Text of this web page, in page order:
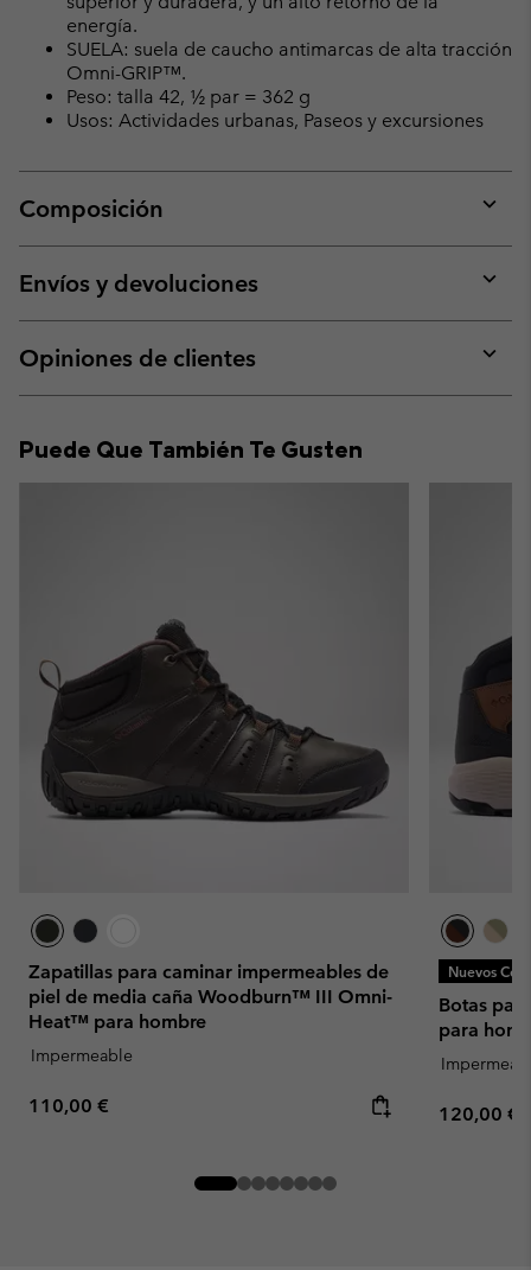
energía.
SUELA: suela de caucho antimarcas de alta tracción
Omni-GRIP™.
Peso: talla 42, ½ par = 362 g
Usos: Actividades urbanas, Paseos y excursiones
Composición
or
Envíos y devoluciones
or
Opiniones de clientes
or
Puede Que También Te Gusten
Zapatillas para caminar impermeables de
piel de media caña Woodburn™ III Omni-
Heat™ para hombre
Impermeable
Regular price:
110,00 €
Nuevos
Botas
para
Regular
120,00 €